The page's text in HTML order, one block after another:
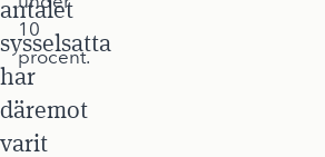
antalet
sysselsatta
har
däremot
varit
10
procent.